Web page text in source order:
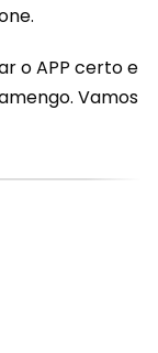
o APP certo e
Vamos